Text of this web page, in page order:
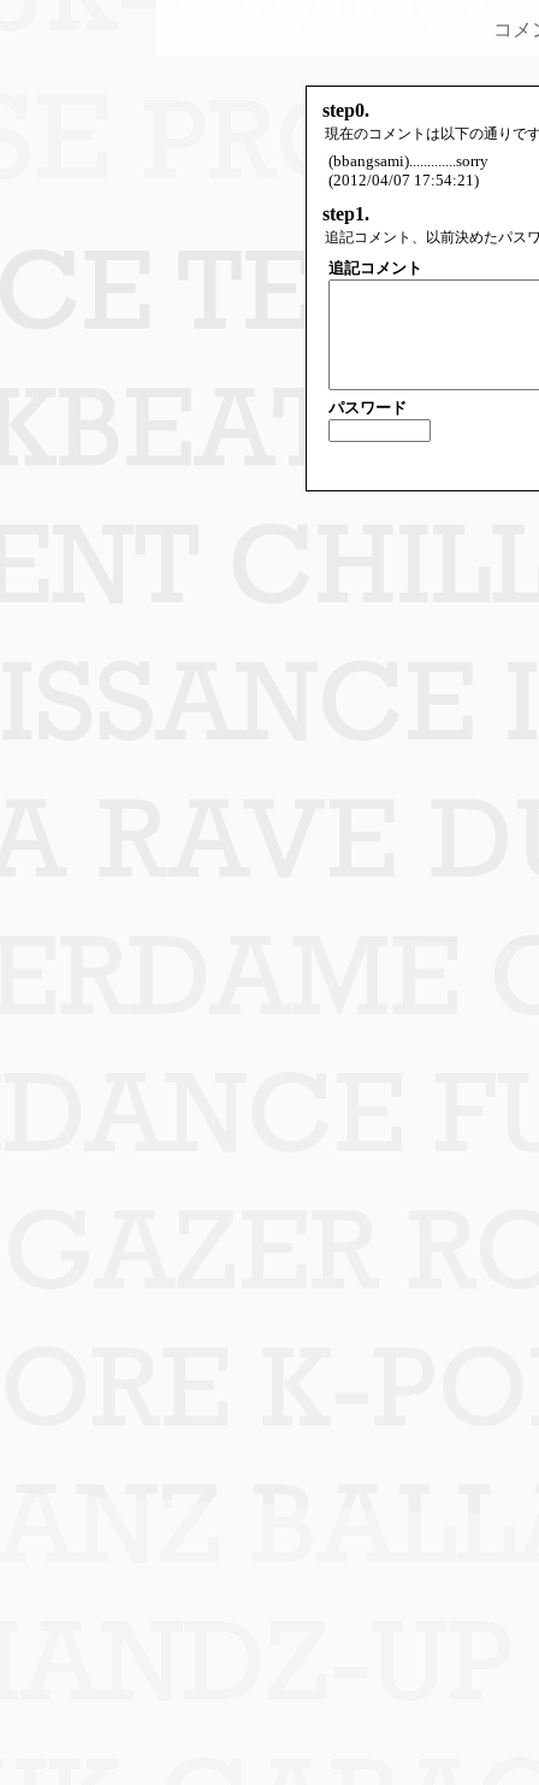
コメ
step0.
現在のコメントは以下の通りで
(bbangsami).............sorry
(2012/04/07 17:54:21)
step1.
追記コメント、以前決めたパス
追記コメント
パスワード